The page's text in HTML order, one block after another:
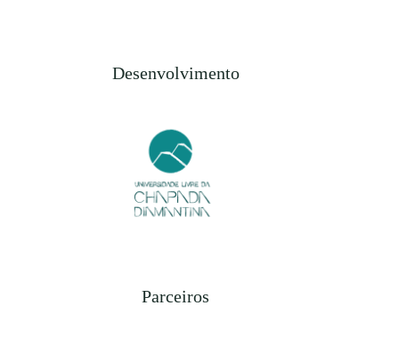
Desenvolvimento
Parceiros